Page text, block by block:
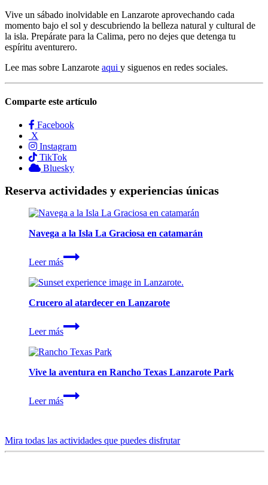
Vive un sábado inolvidable en Lanzarote aprovechando cada
momento bajo el sol y descubriendo la belleza natural y cultural de
la isla. Prepárate para la Calima, pero no dejes que detenga tu
espíritu aventurero.
Lee mas sobre Lanzarote aqui y siguenos en redes sociales.
Comparte este artículo
Facebook
X
Instagram
TikTok
Bluesky
Reserva actividades y experiencias únicas
Navega a la Isla La Graciosa en catamarán
Leer más
Navega
a
Isla
Graciosa
catamarán
Crucero al atardecer en Lanzarote
Leer más
Crucero
al
en
Vive la aventura en Rancho Texas Lanzarote Park
Leer más
Vive
la
Rancho
Texas
Mira todas las actividades que puedes disfrutar